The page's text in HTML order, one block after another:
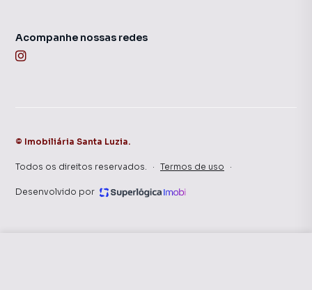
Acompanhe nossas redes
© Imobiliária Santa Luzia.
Todos os direitos reservados. · Termos de uso ·
Desenvolvido por